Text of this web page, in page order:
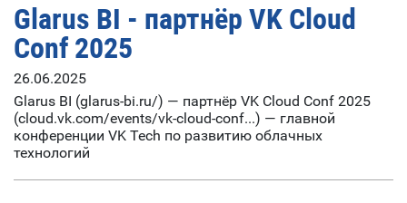
Glarus BI - партнёр VK Cloud
Conf 2025
26.06.2025
Glarus BI (glarus-bi.ru/) — партнёр VK Cloud Conf 2025
(cloud.vk.com/events/vk-cloud-conf...) — главной
конференции VK Tech по развитию облачных
технологий